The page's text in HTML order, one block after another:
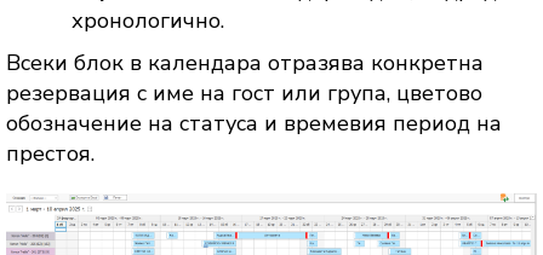
хронологично.
Всеки блок в календара отразява конкретна
резервация с име на гост или група, цветово
обозначение на статуса и времевия период на
престоя.